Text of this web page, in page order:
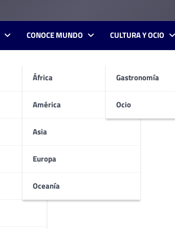
CONOCE MUNDO
África
América
Asia
Europa
Oceanía
CULTURA Y OCIO
Gastronomía
Ocio